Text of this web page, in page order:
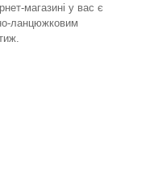
магазині у вас є
ланцюжковим